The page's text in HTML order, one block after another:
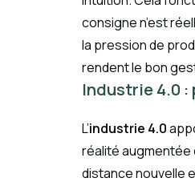
consigne n’est
la pression de
rendent le bon
Industrie 4.0 :
L’industrie 4.0
réalité augmentée
distance nouvelle